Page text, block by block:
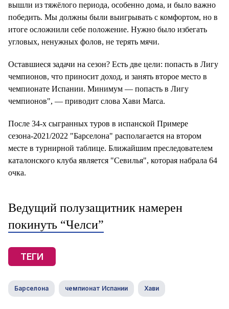
вышли из тяжёлого периода, особенно дома, и было важно
победить. Мы должны были выигрывать с комфортом, но в
итоге осложнили себе положение. Нужно было избегать
угловых, ненужных фолов, не терять мячи.
Оставшиеся задачи на сезон? Есть две цели: попасть в Лигу
чемпионов, что приносит доход, и занять второе место в
чемпионате Испании. Минимум — попасть в Лигу
чемпионов", — приводит слова Хави Marca.
После 34-х сыгранных туров в испанской Примере
сезона-2021/2022 "Барселона" располагается на втором
месте в турнирной таблице. Ближайшим преследователем
каталонского клуба является "Севилья", которая набрала 64
очка.
Ведущий полузащитник намерен
покинуть “Челси”
ТЕГИ
Барселона чемпионат Испании Хави